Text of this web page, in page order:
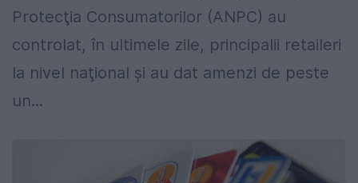
Protecţia Consumatorilor (ANPC) au
controlat, în ultimele zile, principalii retaileri
la nivel naţional şi au dat amenzi de peste
un...